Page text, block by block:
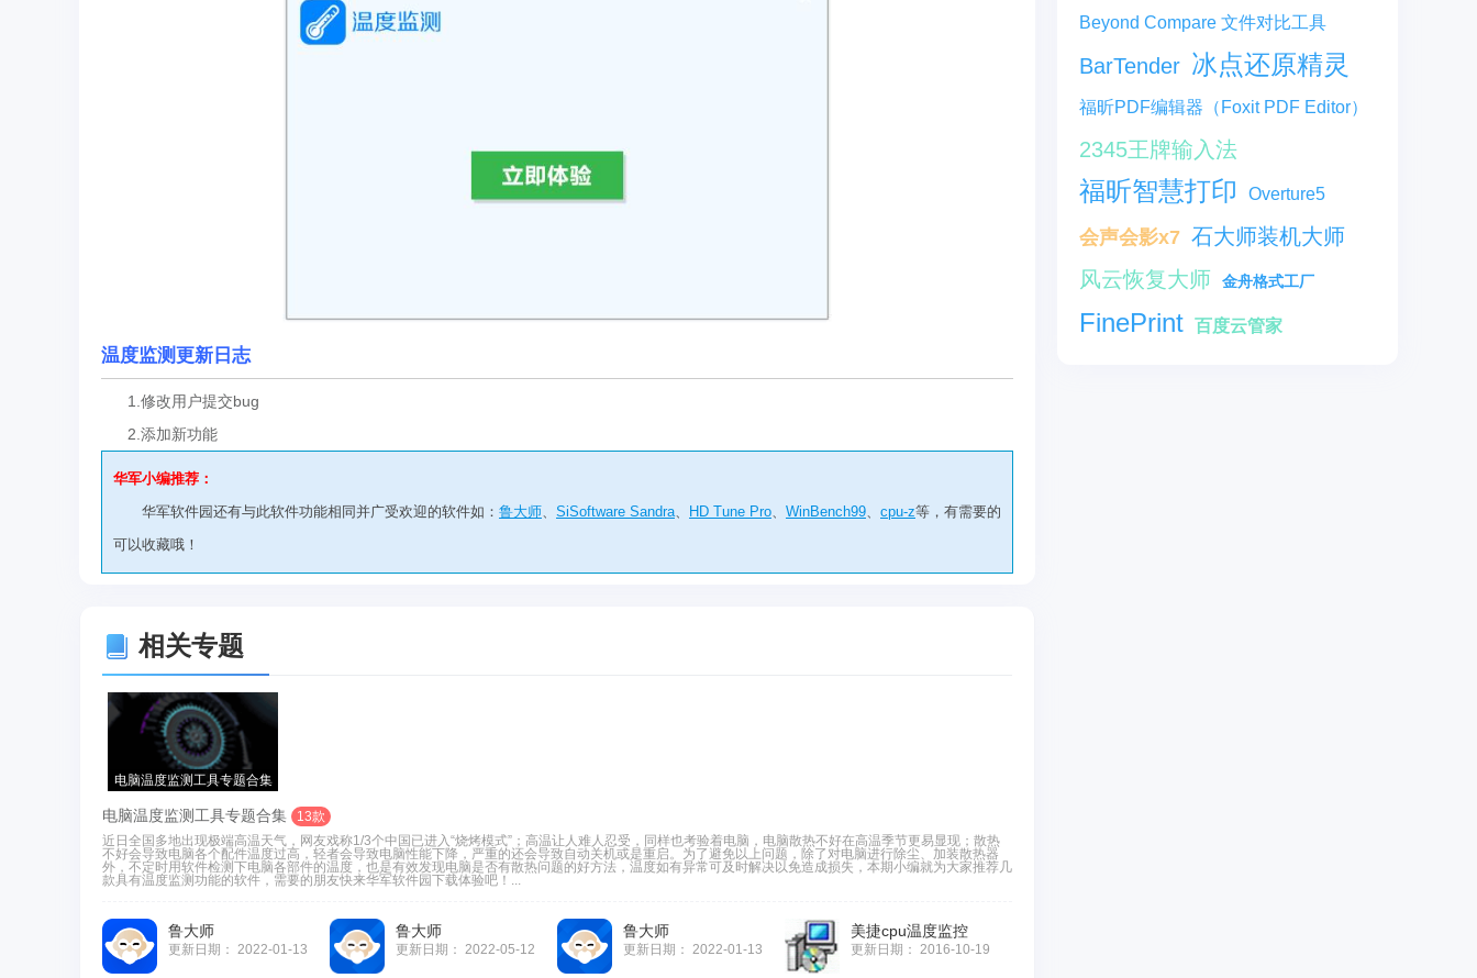
温度监测更新日志
1.修改用户提交bug
2.添加新功能
华军小编推荐：
华军软件园还有与此软件功能相同并广受欢迎的软件如： 鲁大师、 SiSoftware Sandra、 HD Tune Pro、 WinBench99、 cpu-z等，有需要的
可以收藏哦！
相关专题
电脑温度监测工具专题合集
电脑温度监测工具专题合集
13款
近日全国多地出现极端高温天气，网友戏称1/3个中国已进入“烧烤模式”；高温让人难人忍受，同样也考验着电脑，电脑散热不好在高温季节更易显现；散热
不好会导致电脑各个配件温度过高，轻者会导致电脑性能下降，严重的还会导致自动关机或是重启。为了避免以上问题，除了对电脑进行除尘、加装散热器
外，不定时用软件检测下电脑各部件的温度，也是有效发现电脑是否有散热问题的好方法，温度如有异常可及时解决以免造成损失，本期小编就为大家推荐几
款具有温度监测功能的软件，需要的朋友快来华军软件园下载体验吧！...
鲁大师
更新日期： 2022-01-13
鲁大师
更新日期： 2022-05-12
鲁大师
更新日期： 2022-01-13
美捷cpu温度监控
更新日期： 2016-10-19
Beyond Compare 文件对比工具
BarTender 冰点还原精灵
福昕PDF编辑器（Foxit PDF Editor）
2345王牌输入法
福昕智慧打印 Overture5
会声会影x7 石大师装机大师
风云恢复大师
金舟格式工厂
FinePrint 百度云管家